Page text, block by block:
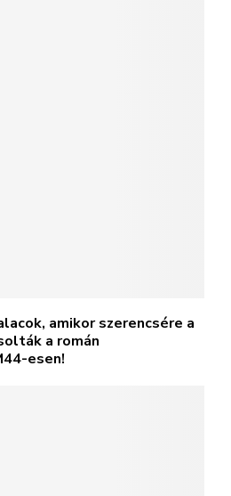
amikor szerencsére a
a román
esen!